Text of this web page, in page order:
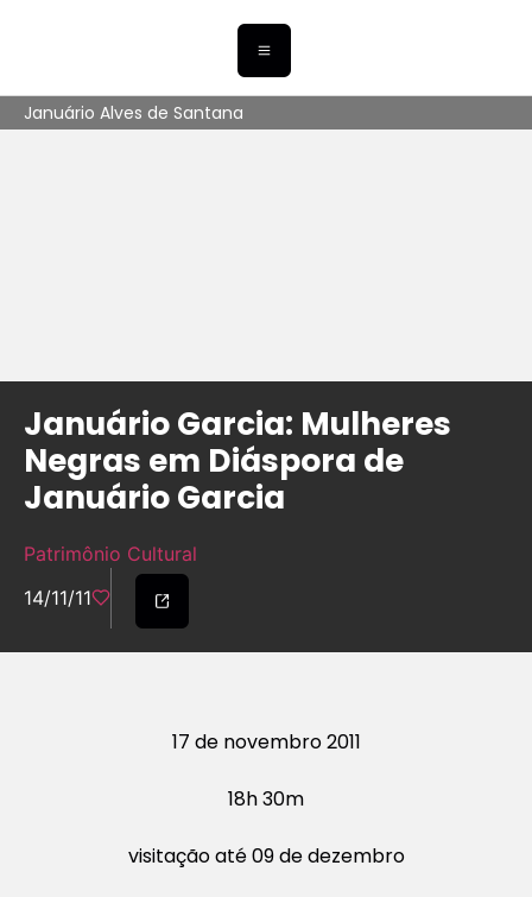
Januário Alves de Santana
Januário Garcia: Mulheres
Negras em Diáspora de
Januário Garcia
Patrimônio Cultural
14/11/11
17 de novembro 2011
18h 30m
visitação até 09 de dezembro